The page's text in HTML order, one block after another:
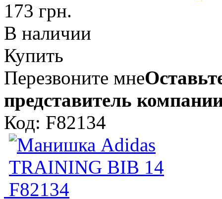
173 грн.
В наличии
Купить
Перезвоните мне
представитель
Код: F82134